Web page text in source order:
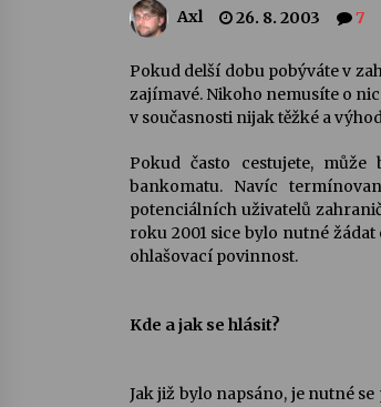
Pozvánka na
Quijotova
28. 7. 2026
Letní koncerty
22. 7. 2026
Za kulturou
Želivě ožije odkaz
13. 7. 2026
Axl 26. 8. 2003 7
Pokud delší dobu pobýváte v
zajímavé. Nikoho nemusíte o
v současnosti nijak těžké a
Pokud často cestujete,
bankomatu. Navíc
potenciálních uživatelů
roku 2001 sice bylo nutné
ohlašovací povinnost.
Kde a jak se hlásit?
Jak již bylo napsáno, je nutné